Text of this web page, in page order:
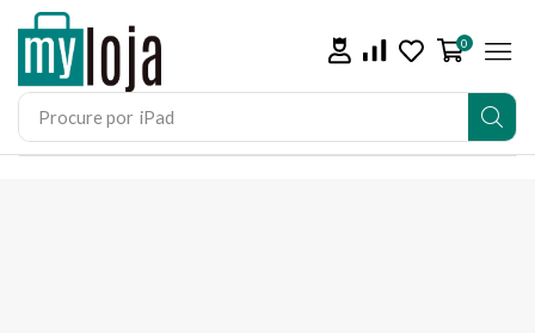
Procure por iPad
0